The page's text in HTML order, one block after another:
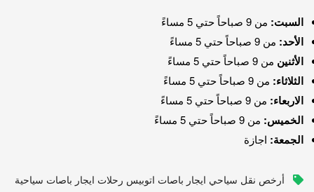
السبت: من 9 صباحاً حتي 5 مساءً
الأحد: من 9 صباحاً حتي 5 مساءً
الأثنين من 9 صباحاً حتي 5 مساءً
الثلاثاء: من 9 صباحاً حتي 5 مساءً
الاربعاء: من 9 صباحاً حتي 5 مساءً
الخميس: من 9 صباحاً حتي 5 مساءً
الجمعة: اجازة
أرخص نقل سياحي ايجار باصات اتوبيس رحلات ايجار باصات سياحية